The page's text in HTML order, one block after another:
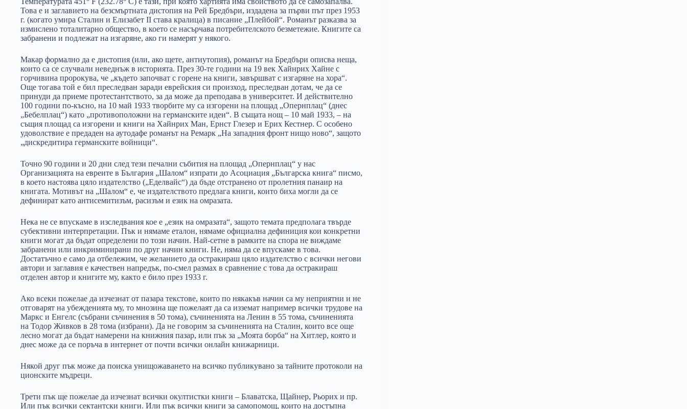
Това е и заглавието на безсмъртната дистопия на Рей Бредбъри, издадена за първи път през 1953
г. (когато умира Сталин и Елизабет II става кралица) в писание „Плейбой“. Романът разказва за
измислено тоталитарно общество, в което се насърчава потребителското безметежие. Книгите са
забранени и подлежат на изгаряне, ако ги намерят у някого.
Макар формално да е дистопия (или, ако щете, антиутопия), романът на Бредбъри описва неща,
които са се случвали неведнъж в историята. През 30-те години на 19 век Хайнрих Хайне с
горчивина пророкува, че „където започват с горене на книги, завършват с изгаряне на хора“.
Още тогава той е бил преследван заради еврейския си произход, преследван дотам, че да се
принуди да приеме протестантството, за да може да преподава в университет. И действително
100 години по-късно, на 10 май 1933 творбите му са изгорени на площад „Опернплац“ (днес
„Бебелплац“) като „противоположни на германските идеи“. В същата нощ – 10 май 1933, – на
същия площад са изгорени и книги на Хайнрих Ман, Ернст Глезер и Ерих Кестнер. С особено
удоволствие е предаден на аутодафе романът на Ремарк „На западния фронт нищо ново“, защото
„дискредитира германските войници“.
Точно 90 години и 20 дни след тези печални събития на площад „Опернплац“ у нас
Организацията на евреите в България „Шалом“ изпрати до Асоциация „Българска книга“ писмо,
в което настоява цяло издателство („Еделвайс“) да бъде отстранено от пролетния панаир на
книгата. Мотивът на „Шалом“ е, че издателството предлага книги, които биха могли да се
дефинират като антисемитизъм, расизъм и език на омразата.
Нека не се впускаме в изследвания кое е „език на омразата“, защото темата предполага твърде
субективни интерпретации. Пък и нямаме еталон, нямаме официална дефиниция кои конкретни
книги могат да бъдат определени по този начин. Най-сетне в рамките на спора не виждаме
забранени или инкриминирани по друг начин книги. Не, няма да се впускаме в това.
Достатъчно е само да отбележим, че желанието да остракираш цяло издателство с всички негови
автори и заглавия е качествен напредък, по-смел размах в сравнение с това да остракираш
отделен автор и книгите му, както е било през 1933 г.
Ако всеки пожелае да изчезнат от пазара текстове, които по някакъв начин са му неприятни и не
отговарят на убежденията му, то мнозина ще пожелаят да са изземат например всички трудове на
Маркс и Енгелс (събрани съчинения в 50 тома), съчиненията на Ленин в 55 тома, съчиненията
на Тодор Живков в 28 тома (избрани). Да не говорим за съчиненията на Сталин, които все още
лесно могат да бъдат намерени на книжния пазар, или пък за „Моята борба“ на Хитлер, която и
днес може да се поръча в интернет от почти всички онлайн книжарници.
Някой друг пък може да поиска унищожаването на всичко публикувано за тайните протоколи на
ционските мъдреци.
Трети пък ще пожелае да изчезнат всички окултистки книги – Блаватска, Щайнер, Рьорих и пр.
Или пък всички сектантски книги. Или пък всички книги за самопомощ, които на достъпна